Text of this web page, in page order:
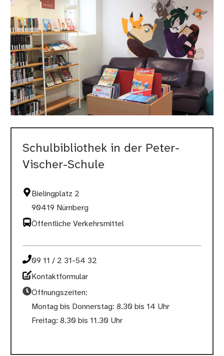
Schulbibliothek in der Peter-
Vischer-Schule
Bielingplatz 2
90419 Nürnberg
Öffentliche Verkehrsmittel
09 11 / 2 31-54 32
Kontaktformular
Öffnungszeiten:
Montag bis Donnerstag: 8.30 bis 14 Uhr
Freitag: 8.30 bis 11.30 Uhr